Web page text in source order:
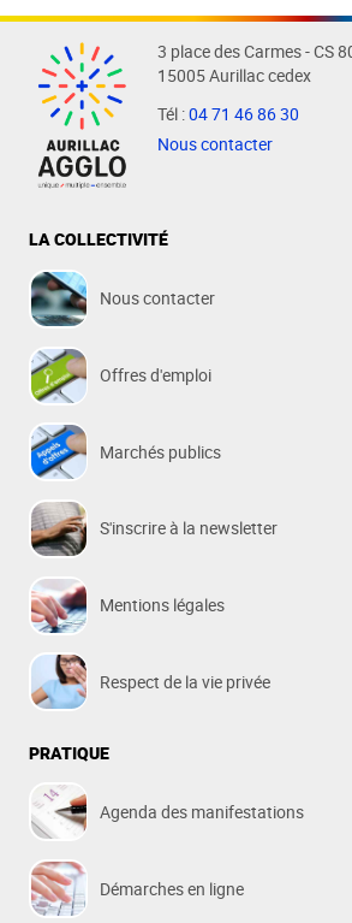
3 place des Carmes - CS
15005 Aurillac cedex
Tél :04 71 46 86 30
Nous contacter
LA COLLECTIVITÉ
Nous contacter
Offres d'emploi
Marchés publics
S'inscrire à la newsletter
Mentions légales
Respect de la vie privée
PRATIQUE
Agenda des manifestations
Démarches en ligne